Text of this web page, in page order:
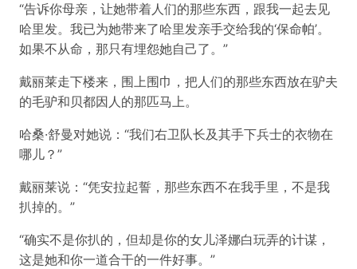
“告诉你母亲，让她带着人们的那些东西，跟我一起去见
哈里发。我已为她带来了哈里发亲手交给我的‘保命帕’。
如果不从命，那只有埋怨她自己了。”
戴丽莱走下楼来，围上围巾，把人们的那些东西放在驴夫
的毛驴和贝都因人的那匹马上。
哈桑·舒曼对她说：“我们右卫队长及其手下兵士的衣物在
哪儿？”
戴丽莱说：“凭安拉起誓，那些东西不在我手里，不是我
扒掉的。”
“确实不是你扒的，但却是你的女儿泽娜白玩弄的计谋，
这是她和你一道合干的一件好事。”